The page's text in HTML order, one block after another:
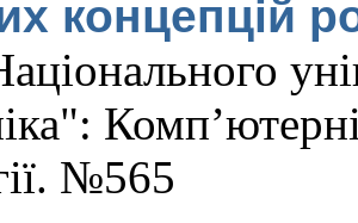
концепцій
№565